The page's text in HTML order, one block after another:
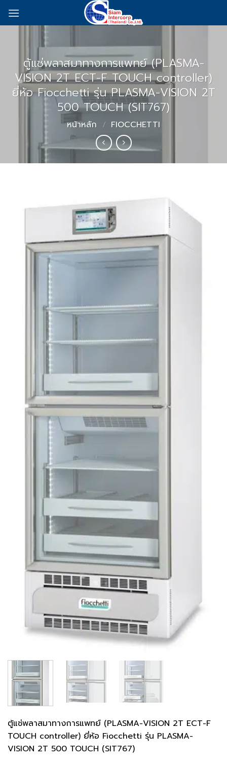
ตู้แช่พลาสมาทางการแพทย์ (PLASMA-
VISION 2T ECT-F TOUCH controller)
ยี่ห้อ Fiocchetti รุ่น PLASMA-VISION 2T
500 TOUCH (SIT767)
หน้าหลัก / FIOCCHETTI
ตู้แช่พลาสมาทางการแพทย์ (PLASMA-VISION 2T ECT-F
TOUCH controller) ยี่ห้อ Fiocchetti รุ่น PLASMA-
VISION 2T 500 TOUCH (SIT767)